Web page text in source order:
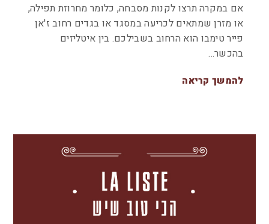
אם במקרה תרצו לקנות מסבחה, כלומר מחרוזת תפילה,
או מזרן שמתאים לכריעה במסגד או בגדים רחוב ז'אן
פייר טימבו הוא הרחוב בשבילכם. בין איטליזים
בהכשר…
להמשך קריאה